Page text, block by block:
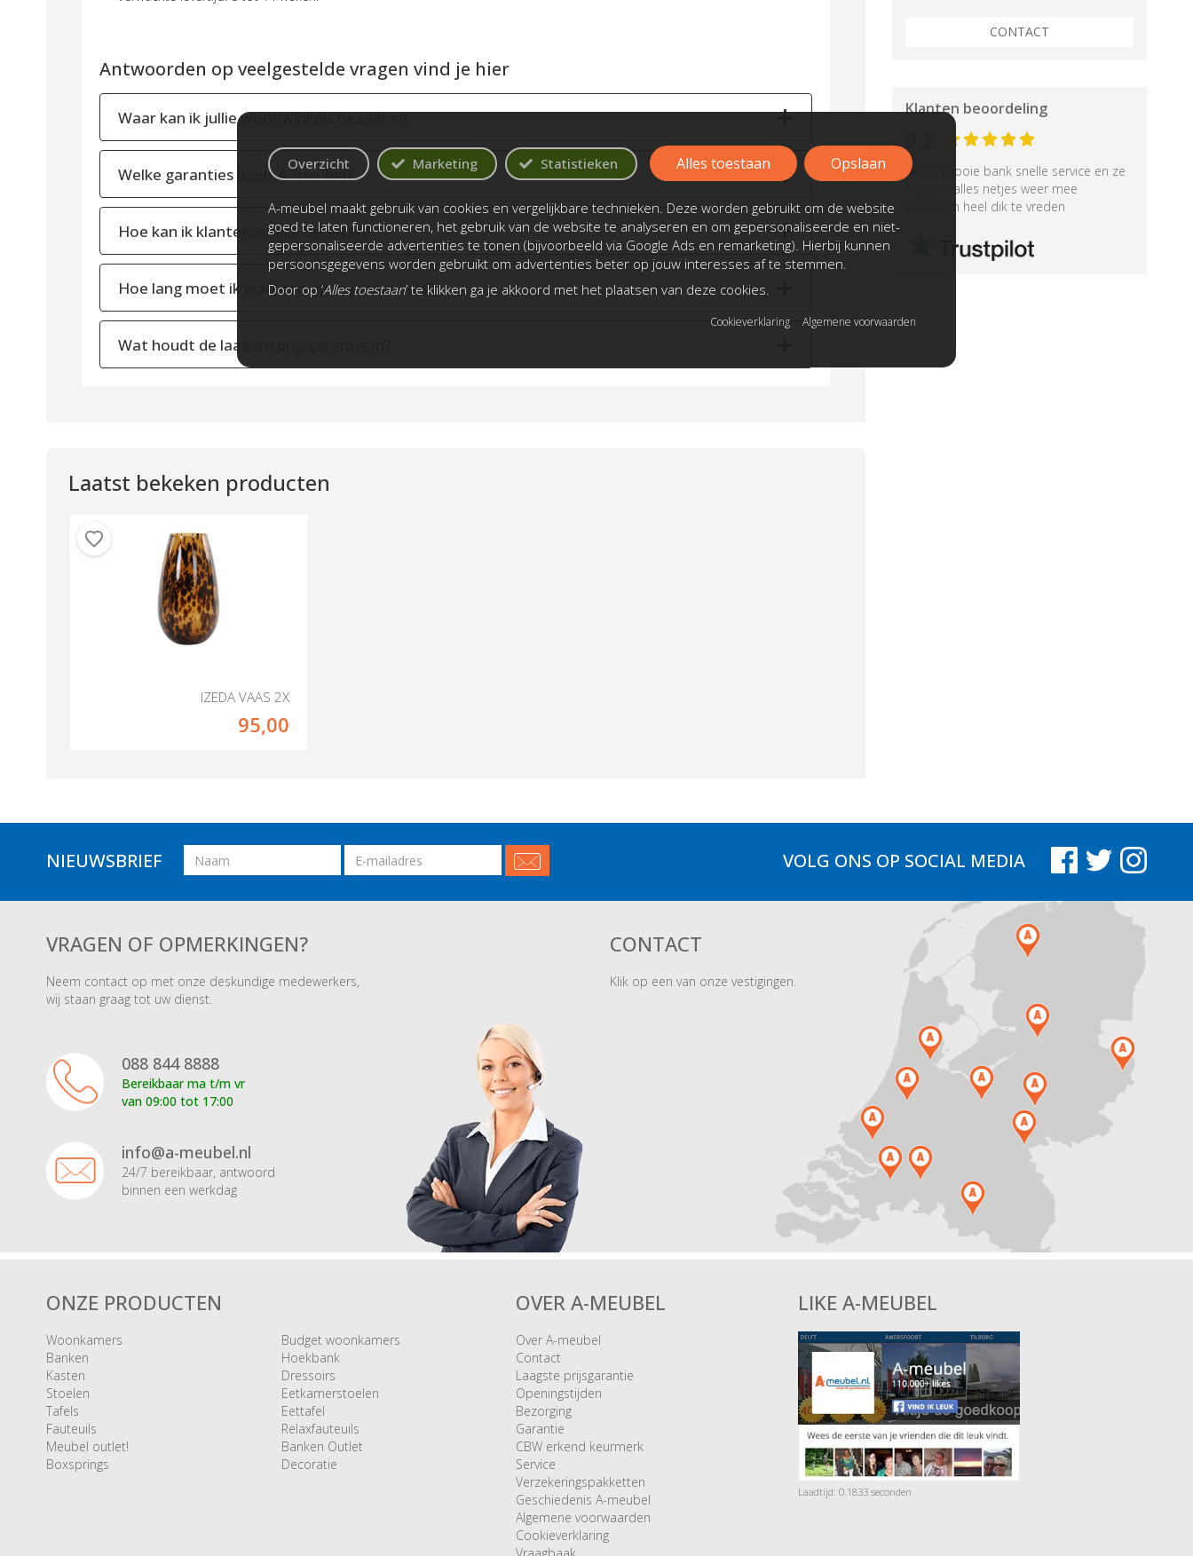
Antwoorden op veelgestelde vragen vind je hier
Waar kan ik jullie woonwinkels bezoeken
Welke garanties biedt A-meubel?
Hoe kan ik klantenservice bereiken?
Hoe lang moet ik wachten op mijn meubels?
Wat houdt de laagste prijsgarantie in?
Laatst bekeken producten
IZEDA VAAS 2X
95,00
CONTACT
Klanten beoordeling
Super mooie bank snelle service en ze
hebben alles netjes weer mee
genomen heel dik te vreden
NIEUWSBRIEF Naam
Email
adres
VOLG ONS OP SOCIAL MEDIA
VRAGEN OF OPMERKINGEN?
Neem contact op met onze deskundige medewerkers,
wij staan graag tot uw dienst.
088 844 8888
Bereikbaar ma t/m vr
van 09:00 tot 17:00
info@a-meubel.nl
24/7 bereikbaar, antwoord
binnen een werkdag
CONTACT
Klik op een van onze vestigingen.
ONZE PRODUCTEN
Woonkamers
Banken
Kasten
Stoelen
Tafels
Fauteuils
Meubel outlet!
Boxsprings
Budget woonkamers
Hoekbank
Dressoirs
Eetkamerstoelen
Eettafel
Relaxfauteuils
Banken Outlet
Decoratie
OVER A-MEUBEL
Over A-meubel
Contact
Laagste prijsgarantie
Openingstijden
Bezorging
Garantie
CBW erkend keurmerk
Service
Verzekeringspakketten
Geschiedenis A-meubel
Algemene voorwaarden
Cookieverklaring
LIKE A-MEUBEL
Laadtijd: 0.1833 seconden
Overzicht Marketing Statistieken
A-meubel maakt gebruik van cookies en vergelijkbare technieken. Deze worden gebruikt om de website
goed te laten functioneren, het gebruik van de website te analyseren en om gepersonaliseerde en niet-
gepersonaliseerde advertenties te tonen (bijvoorbeeld via Google Ads en remarketing). Hierbij kunnen
persoonsgegevens worden gebruikt om advertenties beter op jouw interesses af te stemmen.
Door op ‘Alles toestaan’ te klikken ga je akkoord met het plaatsen van deze cookies.
Alles toestaan Opslaan
Cookieverklaring Algemene voorwaarden